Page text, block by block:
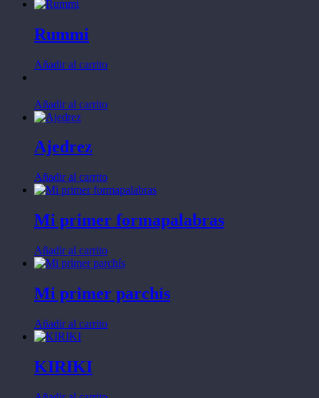
Rummi
Añadir al carrito
Añadir al carrito
Ajedrez
Añadir al carrito
Mi primer formapalabras
Añadir al carrito
Mi primer parchís
Añadir al carrito
KIRIKI